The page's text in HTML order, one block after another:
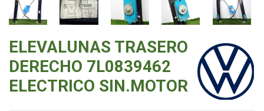
ELEVALUNAS TRASERO
DERECHO 7L0839462
ELECTRICO SIN.MOTOR